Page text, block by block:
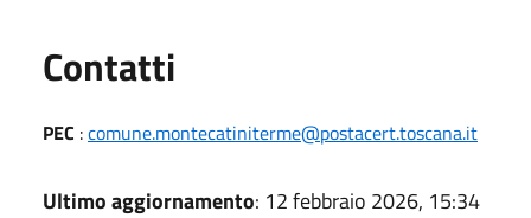
Contatti
PEC :comune.montecatiniterme@postacert.toscana.it
Ultimo aggiornamento: 12 febbraio 2026, 15:34